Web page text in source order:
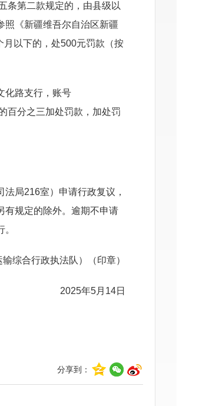
条第二款规定的，由县级以
照《新疆维吾尔自治区新疆
月以下的，处500元罚款（按
化路支行，账号
百分之三加处罚款，加处罚
局216室）申请行政复议，
有规定的除外。逾期不申请
综合行政执法队）（印章）
2025年5月14日
分享到：